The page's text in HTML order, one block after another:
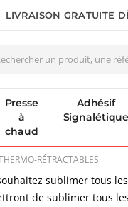
LIVRAISON GRATUITE
Presse
à
chaud
Adhésif
Signalétique
RÉTRACTABLES
sublimer tous
de sublimer tous